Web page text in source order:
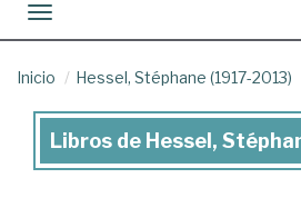
Toggle navigation
Inicio Hessel, Stéphane (1917-2013)
Libros
Libros de Hessel,